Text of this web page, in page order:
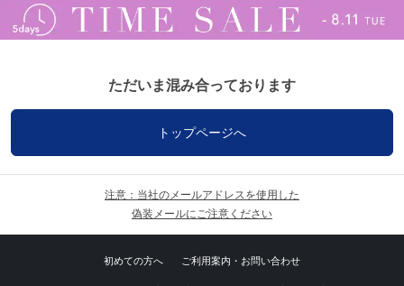
ただいま混み合っております
トップページへ
注意：当社のメールアドレスを使用した
偽装メールにご注意ください
初めての方へ ご利用案内・お問い合わせ